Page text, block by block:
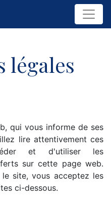
légales
qui vous informe de ses
lire attentivement ces
et d'utiliser les
sur cette page web.
site, vous acceptez les
ci-dessous.